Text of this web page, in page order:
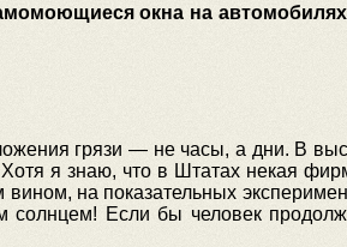
окна на
грязи — не часы, а дни. В
Хотя я знаю, что в Штатах некая
на показательных
солнцем! Если бы человек